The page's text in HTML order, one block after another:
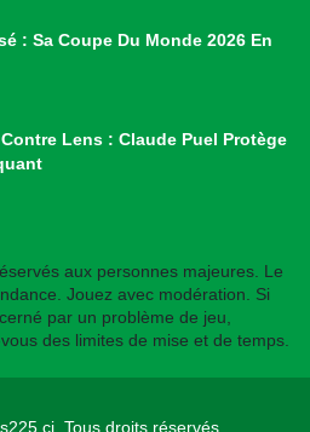
: Sa Coupe Du Monde 2026 En
Lens : Claude Puel Protège
aux personnes majeures. Le
Jouez avec modération. Si
par un problème de jeu,
des limites de mise et de temps.
. Tous droits réservés.